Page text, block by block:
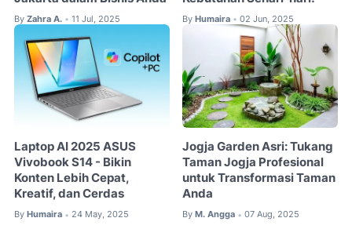
By Zahra A. • 11 Jul, 2025 By Humaira • 02 Jun, 2025
Laptop AI 2025 ASUS
Vivobook S14 - Bikin
Konten Lebih Cepat,
Kreatif, dan Cerdas
By Humaira • 24 May, 2025
Jogja Garden Asri: Tukang
Taman Jogja Profesional
untuk Transformasi Taman
Anda
By M. Angga • 07 Aug, 2025